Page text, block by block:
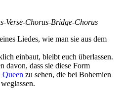
Verse-Chorus-Bridge-Chorus
Liedes, wie man sie aus dem
einbaut, bleibt euch überlassen.
davon, dass sie diese Form
Queen zu sehen, die bei Bohemien